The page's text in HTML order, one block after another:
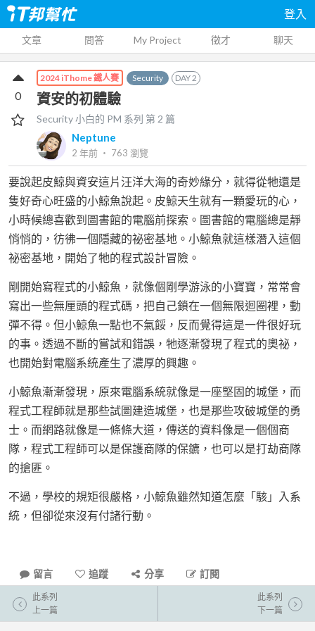
登入
文章 問答 My Project 徵才 聊天
2024 iThome 鐵人賽 Security DAY2
資安的初體驗
Security 小白的 PM 系列 第2 篇
Neptune
2 年前 ‧ 763 瀏覽
0
要說起皮鯨與資安這片汪洋大海的奇妙緣分，就得從牠還是
隻好奇心旺盛的小鯨魚說起。皮鯨天生就有一顆愛玩的心，
小時候總喜歡到圖書館的電腦前探索。圖書館的電腦總是靜
悄悄的，彷彿一個隱藏的祕密基地。小鯨魚就這樣潛入這個
祕密基地，開始了牠的程式設計冒險。
剛開始寫程式的小鯨魚，就像個剛學游泳的小寶寶，常常會
寫出一些無厘頭的程式碼，把自己鎖在一個無限迴圈裡，動
彈不得。但小鯨魚一點也不氣餒，反而覺得這是一件很好玩
的事。透過不斷的嘗試和錯誤，牠逐漸發現了程式的奧祕，
也開始對電腦系統產生了濃厚的興趣。
小鯨魚漸漸發現，原來電腦系統就像是一座堅固的城堡，而
程式工程師就是那些試圖建造城堡，也是那些攻破城堡的勇
士。而網路就像是一條條大道，傳送的資料像是一個個商
隊，程式工程師可以是保護商隊的保鑣，也可以是打劫商隊
的搶匪。
不過，學校的規矩很嚴格，小鯨魚雖然知道怎麼「駭」入系
統，但卻從來沒有付諸行動。
留言 追蹤 分享 訂閱
此系列
上一篇
此系列
下一篇